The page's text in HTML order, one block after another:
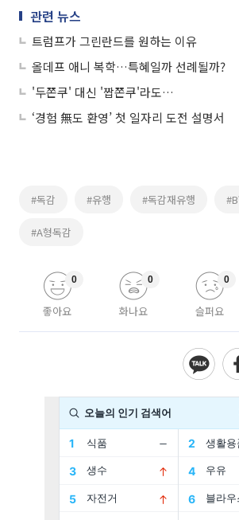
관련 뉴스
트럼프가 그린란드를 원하는 이유
올데프 애니 복학…특혜일까 선례될까?
'두쫀쿠' 대신 '짭쫀쿠'라도…
‘경험 無도 환영’ 첫 일자리 도전 설명서
#독감 #유행 #독감재유행
#A형독감
좋아요
0
화나요
0
슬퍼요
0